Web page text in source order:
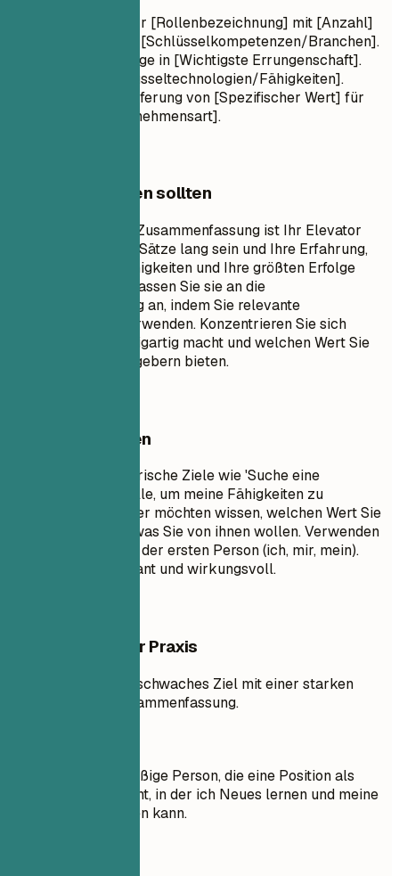
Ergebnisorientierte/r [Rollenbezeichnung] mit [Anzahl]
Jahren Erfahrung in [Schlüsselkompetenzen/Branchen].
Nachweisliche Erfolge in [Wichtigste Errungenschaft].
Kompetent in [Schlüsseltechnologien/Fähigkeiten].
Engagiert für die Lieferung von [Spezifischer Wert] für
[Zielbranche/Unternehmensart].
Worauf Sie achten sollten
Eine professionelle Zusammenfassung ist Ihr Elevator
Pitch. Sie sollte 3-5 Sätze lang sein und Ihre Erfahrung,
Ihre wichtigsten Fähigkeiten und Ihre größten Erfolge
zusammenfassen. Passen Sie sie an die
Stellenbeschreibung an, indem Sie relevante
Schlüsselwörter verwenden. Konzentrieren Sie sich
darauf, was Sie einzigartig macht und welchen Wert Sie
potenziellen Arbeitgebern bieten.
Besser vermeiden
Vermeiden Sie generische Ziele wie 'Suche eine
herausfordernde Rolle, um meine Fähigkeiten zu
entwickeln.' Recruiter möchten wissen, welchen Wert Sie
ihnen bieten, nicht, was Sie von ihnen wollen. Verwenden
Sie keine Pronomen der ersten Person (ich, mir, mein).
Halten Sie es prägnant und wirkungsvoll.
Beispiele aus der Praxis
Vergleichen Sie ein schwaches Ziel mit einer starken
professionellen Zusammenfassung.
Ziel: Ich bin eine fleißige Person, die eine Position als
Brand Manager sucht, in der ich Neues lernen und meine
Karriere vorantreiben kann.